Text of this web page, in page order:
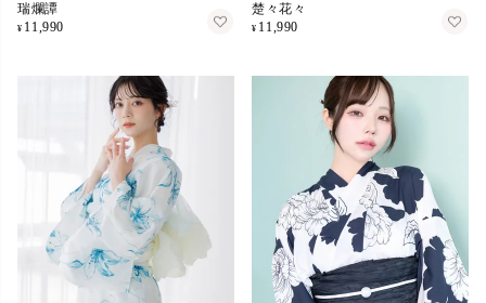
瑞爛譚
¥ 11,990
楚々花々
¥ 11,990